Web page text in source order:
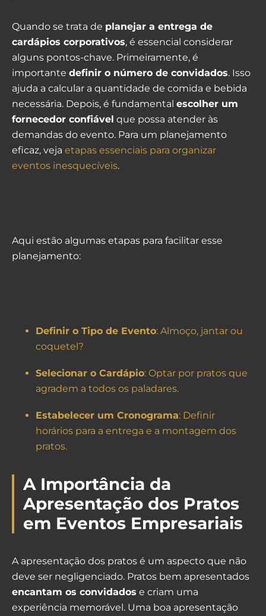
Quando se trata de planejar a entrega de
cardápios corporativos, é essencial considerar
alguns pontos-chave. Primeiramente, é
importante definir o número de convidados. Isso
ajuda a calcular a quantidade de comida e bebida
necessária. Depois, é fundamental escolher um
fornecedor confiável que possa atender às
demandas do evento. Para um planejamento
eficaz, veja etapas essenciais para organizar
eventos inesquecíveis.
Aqui estão algumas etapas para facilitar esse
planejamento:
Definir o Tipo de Evento: Almoço, jantar ou
coquetel?
Selecionar o Cardápio: Optar por pratos que
agradem a todos os paladares.
Estabelecer um Cronograma: Definir
horários para a entrega e a montagem dos
pratos.
A Importância da
Apresentação dos Pratos
em Eventos Empresariais
A apresentação dos pratos é um aspecto que não
deve ser negligenciado. Pratos bem apresentados
encantam os convidados e criam uma
experiência memorável. Uma boa apresentação